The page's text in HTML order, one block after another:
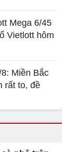
Mega 6/45
Vietlott hôm
Miền Bắc
rất to, đề